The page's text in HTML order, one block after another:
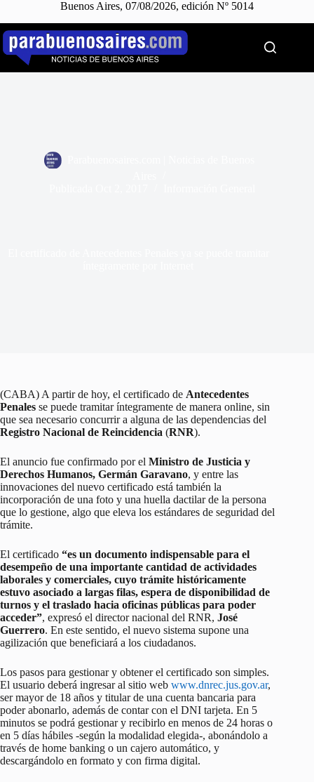
Buenos Aires, 07/08/2026, edición Nº 5014
Saltar
contenido
(CABA) A partir de hoy, el certificado de Antecedentes
Penales se puede tramitar íntegramente de manera online, sin
que sea necesario concurrir a alguna de las dependencias del
Registro Nacional de Reincidencia (RNR).
El anuncio fue confirmado por el Ministro de Justicia y
Derechos Humanos, Germán Garavano, y entre las
innovaciones del nuevo certificado está también la
incorporación de una foto y una huella dactilar de la persona
que lo gestione, algo que eleva los estándares de seguridad del
trámite.
El certificado “es un documento indispensable para el
desempeño de una importante cantidad de actividades
laborales y comerciales, cuyo trámite históricamente
estuvo asociado a largas filas, espera de disponibilidad de
turnos y el traslado hacia oficinas públicas para poder
acceder”, expresó el director nacional del RNR, José
Guerrero. En este sentido, el nuevo sistema supone una
agilización que beneficiará a los ciudadanos.
Los pasos para gestionar y obtener el certificado son simples.
El usuario deberá ingresar al sitio web www.dnrec.jus.gov.ar,
ser mayor de 18 años y titular de una cuenta bancaria para
poder abonarlo, además de contar con el DNI tarjeta. En 5
minutos se podrá gestionar y recibirlo en menos de 24 horas o
en 5 días hábiles -según la modalidad elegida-, abonándolo a
través de home banking o un cajero automático, y
descargándolo en formato y con firma digital.